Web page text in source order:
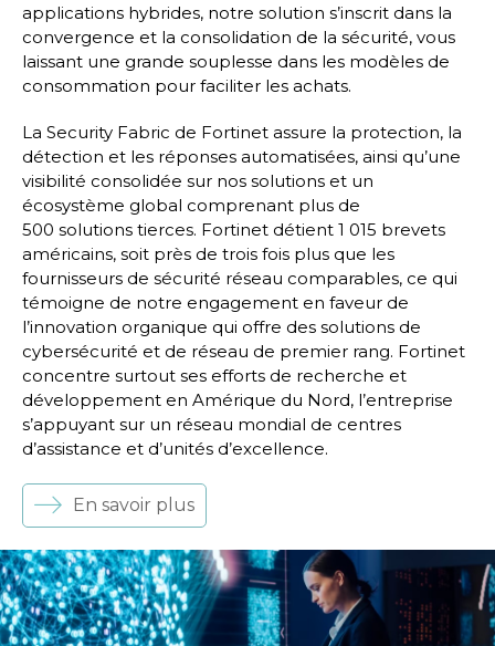
applications hybrides, notre solution s’inscrit dans la
convergence et la consolidation de la sécurité, vous
laissant une grande souplesse dans les modèles de
consommation pour faciliter les achats.
La Security Fabric de Fortinet assure la protection, la
détection et les réponses automatisées, ainsi qu’une
visibilité consolidée sur nos solutions et un
écosystème global comprenant plus de
500 solutions tierces. Fortinet détient 1 015 brevets
américains, soit près de trois fois plus que les
fournisseurs de sécurité réseau comparables, ce qui
témoigne de notre engagement en faveur de
l’innovation organique qui offre des solutions de
cybersécurité et de réseau de premier rang. Fortinet
concentre surtout ses efforts de recherche et
développement en Amérique du Nord, l’entreprise
s’appuyant sur un réseau mondial de centres
d’assistance et d’unités d’excellence.
En savoir plus